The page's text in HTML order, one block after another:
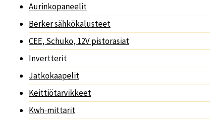
Aurinkopaneelit
Berker sähkökalusteet
CEE, Schuko, 12V pistorasiat
Invertterit
Jatkokaapelit
Keittiötarvikkeet
Kwh-mittarit